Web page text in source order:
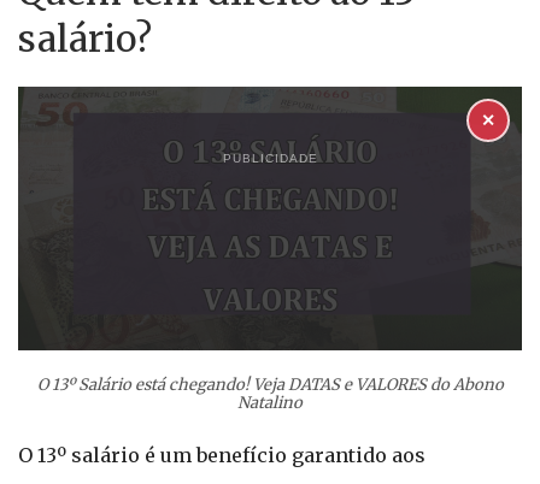
salário?
PUBLICIDADE
✕
O 13º Salário está chegando! Veja DATAS e VALORES do Abono
Natalino
O 13º salário é um benefício garantido aos